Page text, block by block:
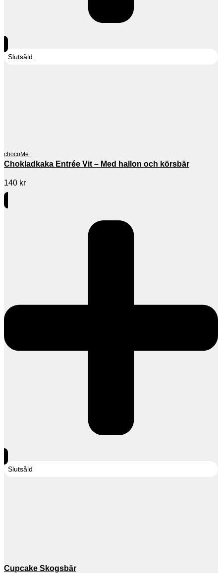
Slutsåld
chocoMe
Chokladkaka Entrée Vit – Med hallon och körsbär
140 kr
Slutsåld
Cupcake Skogsbär